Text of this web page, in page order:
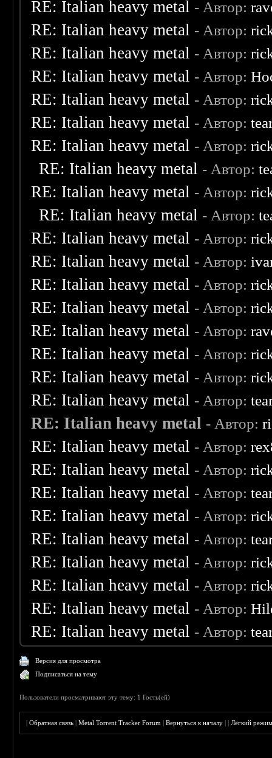
RE: Italian heavy metal - Автор:
RE: Italian heavy metal - Автор:
RE: Italian heavy metal - Автор:
RE: Italian heavy metal - Автор:
RE: Italian heavy metal - Автор:
RE: Italian heavy metal - Автор:
RE: Italian heavy metal - Автор:
RE: Italian heavy metal - Автор:
RE: Italian heavy metal - Автор:
RE: Italian heavy metal - Автор:
RE: Italian heavy metal - Автор:
RE: Italian heavy metal - Автор:
RE: Italian heavy metal - Автор:
RE: Italian heavy metal - Автор:
RE: Italian heavy metal - Автор:
RE: Italian heavy metal - Автор:
RE: Italian heavy metal - Автор:
RE: Italian heavy metal - Автор:
RE: Italian heavy metal - Автор:
RE: Italian heavy metal - Автор:
RE: Italian heavy metal - Автор:
RE: Italian heavy metal - Автор:
RE: Italian heavy metal - Автор:
RE: Italian heavy metal - Автор:
RE: Italian heavy metal - Автор:
RE: Italian heavy metal - Автор:
RE: Italian heavy metal - Автор:
RE: Italian heavy metal - Автор:
Версия для просмотра
Подписаться на тему
Пользователи просматривают эту тему: 1 Гость(ей)
|Обратная связь |Metal Torrent Tracker Forum |Вернуться к началу ||Лёгкий